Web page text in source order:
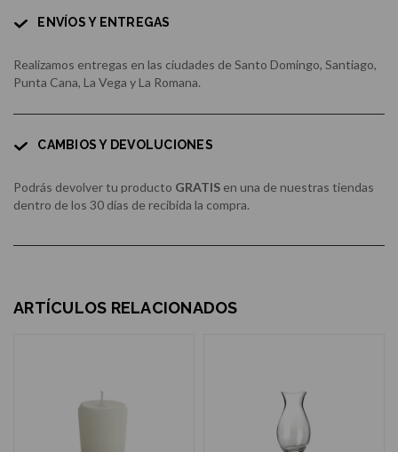
ENVÍOS Y ENTREGAS
Realizamos entregas en las ciudades de Santo Domingo, Santiago,
Punta Cana, La Vega y La Romana.
CAMBIOS Y DEVOLUCIONES
Podrás devolver tu producto GRATIS en una de nuestras tiendas
dentro de los 30 días de recibida la compra.
ARTÍCULOS RELACIONADOS